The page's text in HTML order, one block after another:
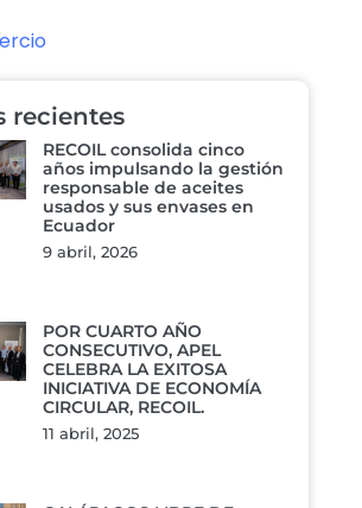
recientes
RECOIL consolida cinco
años impulsando la gestión
responsable de aceites
usados y sus envases en
Ecuador
9 abril, 2026
POR CUARTO AÑO
CONSECUTIVO, APEL
CELEBRA LA EXITOSA
INICIATIVA DE ECONOMÍA
CIRCULAR, RECOIL.
11 abril, 2025